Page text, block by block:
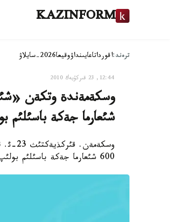
KAZINFORM
ترەند:اقورداتاعايىنداۋوقيعا2026-سايلاۋ
12:44, 23 قىركۇيەك 2010
شئعارما جةكة باسئلئم
600 شئعارما جةكة باسئلئم بولئپ جارئق كورةدئ